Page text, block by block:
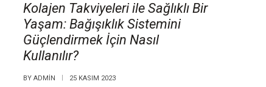
Kolajen Takviyeleri ile Sağlıklı Bir
Yaşam: Bağışıklık Sistemini
Güçlendirmek İçin Nasıl
Kullanılır?
BY ADMIN 25 KASIM 2023